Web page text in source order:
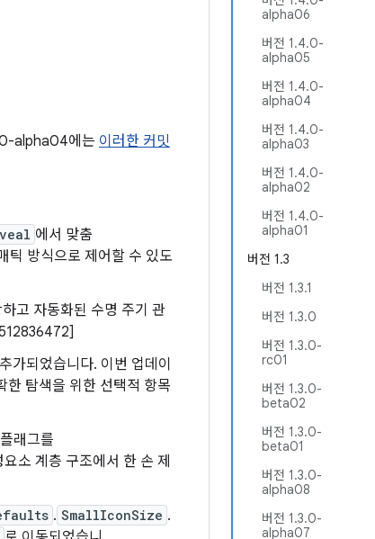
alpha06
버전 1.4.0-
alpha05
버전 1.4.0-
alpha04
버전 1.4.0-
alpha03
버전 1.4.0-
alpha02
버전 1.4.0-
alpha01
버전 1.3
버전 1.3.1
버전 1.3.0
버전 1.3.0-
rc01
버전 1.3.0-
beta02
버전 1.3.0-
beta01
버전 1.3.0-
alpha08
버전 1.3.0-
alpha07
alpha04에는 이러한 커밋
에서 맞춤
틱 방식으로 제어할 수 있도
고 자동화된 수명 주기 관
가되었습니다. 이번 업데이
탐색을 위한 선택적 항목
플래그를
소 계층 구조에서 한 손 제
. SmallIconSize .